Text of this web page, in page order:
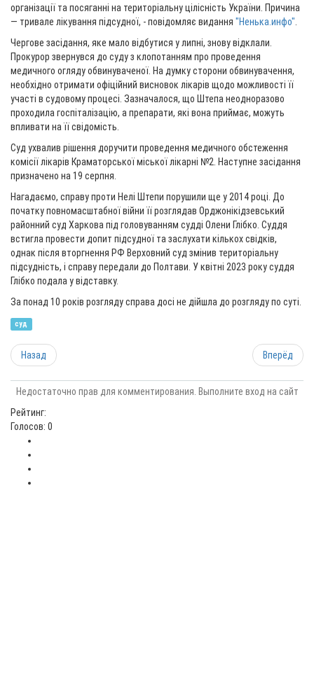
організації та посяганні на територіальну цілісність України. Причина
— тривале лікування підсудної, - повідомляє видання "Ненька.инфо"
Чергове засідання, яке мало відбутися у липні, знову відклали.
Прокурор звернувся до суду з клопотанням про проведення
медичного огляду обвинуваченої. На думку сторони обвинувачення,
необхідно отримати офіційний висновок лікарів щодо можливості її
участі в судовому процесі. Зазначалося, що Штепа неодноразово
проходила госпіталізацію, а препарати, які вона приймає, можуть
впливати на її свідомість.
Суд ухвалив рішення доручити проведення медичного обстеження
комісії лікарів Краматорської міської лікарні №2. Наступне засідання
призначено на 19 серпня.
Нагадаємо, справу проти Нелі Штепи порушили ще у 2014 році. До
початку повномасштабної війни її розглядав Орджонікідзевський
районний суд Харкова під головуванням судді Олени Глібко. Суддя
встигла провести допит підсудної та заслухати кількох свідків,
однак після вторгнення РФ Верховний суд змінив територіальну
підсудність, і справу передали до Полтави. У квітні 2023 року суддя
Глібко подала у відставку.
За понад 10 років розгляду справа досі не дійшла до розгляду по суті.
суд
Назад Вперёд
Недостаточно прав для комментирования. Выполните вход на сайт
Рейтинг:
Голосов: 0